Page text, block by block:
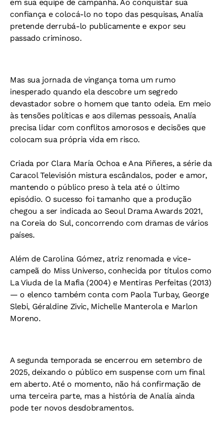
em sua equipe de campanha. Ao conquistar sua
confiança e colocá-lo no topo das pesquisas, Analía
pretende derrubá-lo publicamente e expor seu
passado criminoso.
Mas sua jornada de vingança toma um rumo
inesperado quando ela descobre um segredo
devastador sobre o homem que tanto odeia. Em meio
às tensões políticas e aos dilemas pessoais, Analía
precisa lidar com conflitos amorosos e decisões que
colocam sua própria vida em risco.
Criada por Clara María Ochoa e Ana Piñeres, a série da
Caracol Televisión mistura escândalos, poder e amor,
mantendo o público preso à tela até o último
episódio. O sucesso foi tamanho que a produção
chegou a ser indicada ao Seoul Drama Awards 2021,
na Coreia do Sul, concorrendo com dramas de vários
países.
Além de Carolina Gómez, atriz renomada e vice-
campeã do Miss Universo, conhecida por títulos como
La Viuda de la Mafia (2004) e Mentiras Perfeitas (2013)
— o elenco também conta com Paola Turbay, George
Slebi, Géraldine Zivic, Michelle Manterola e Marlon
Moreno.
A segunda temporada se encerrou em setembro de
2025, deixando o público em suspense com um final
em aberto. Até o momento, não há confirmação de
uma terceira parte, mas a história de Analía ainda
pode ter novos desdobramentos.